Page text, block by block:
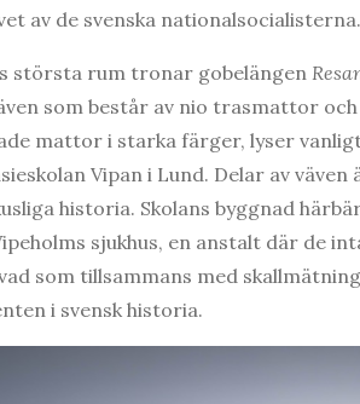
av de svenska nationalsocialisterna.
största rum tronar gobelängen
som består av nio trasmattor
mattor i starka färger, lyser
Vipan i Lund. Delar av väven
historia. Skolans byggnad
sjukhus, en anstalt där de
som tillsammans med
i svensk historia.